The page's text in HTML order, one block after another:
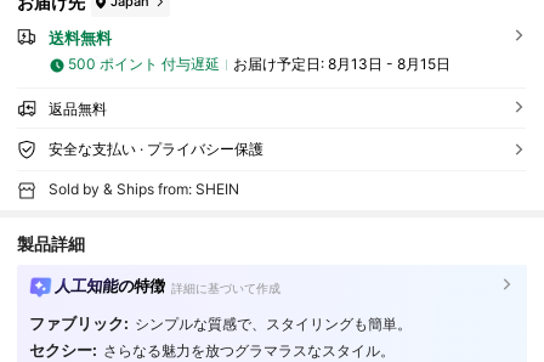
送料無料
500 ポイント 付与遅延 お届け予定日: 8月13日 - 8月15日
返品無料
安全な支払い · プライバシー保護
Sold by & Ships from: SHEIN
製品詳細
人工知能の特徴 詳細に基づいて作成
ファブリック: シンプルな質感で、スタイリングも簡単。
セクシー: さらなる魅力を放つグラマラスなスタイル。
4.85 59K フォロワー